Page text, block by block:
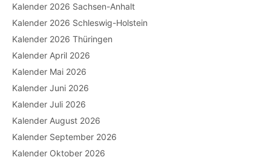
Kalender 2026 Sachsen-Anhalt
Kalender 2026 Schleswig-Holstein
Kalender 2026 Thüringen
Kalender April 2026
Kalender Mai 2026
Kalender Juni 2026
Kalender Juli 2026
Kalender August 2026
Kalender September 2026
Kalender Oktober 2026